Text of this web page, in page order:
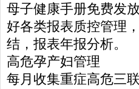
母子健康手册免费发
好各类报表质控管理
结，报表年报分析。
高危孕产妇管理
每月收集重症高危三